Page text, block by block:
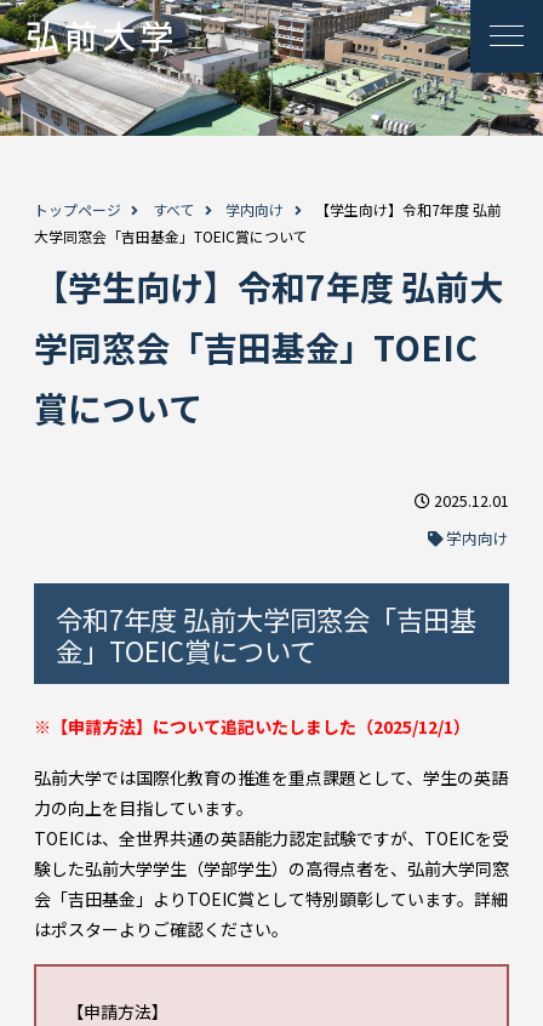
トップページ すべて 学内向け
【学生向け】令和7年度 弘前
大学同窓会「吉田基金」TOEIC賞について
【学生向け】令和7年度 弘前大
学同窓会「吉田基金」TOEIC
賞について
2025.12.01
学内向け
令和7年度 弘前大学同窓会「吉田基
金」TOEIC賞について
※【申請方法】について追記いたしました（2025/12/1）
弘前大学では国際化教育の推進を重点課題として、学生の英語
力の向上を目指しています。
TOEICは、全世界共通の英語能力認定試験ですが、TOEICを受
験した弘前大学学生（学部学生）の高得点者を、弘前大学同窓
会「吉田基金」よりTOEIC賞として特別顕彰しています。詳細
はポスターよりご確認ください。
【申請方法】